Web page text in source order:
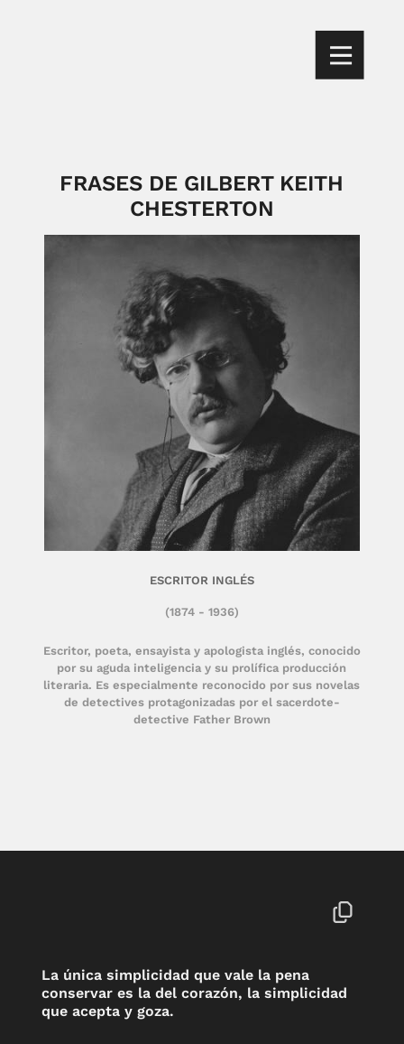
FRASES DE GILBERT KEITH
CHESTERTON
Escritor, poeta, ensayista y apologista inglés, conocido
por su aguda inteligencia y su prolífica producción
literaria. Es especialmente reconocido por sus novelas
de detectives protagonizadas por el sacerdote-
detective Father Brown
(1874 - 1936)
ESCRITOR INGLÉS
La única simplicidad que vale la pena
conservar es la del corazón, la simplicidad
que acepta y goza.